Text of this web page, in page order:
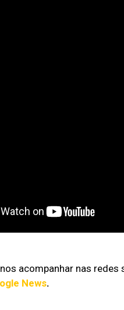
acompanhar nas redes
News.